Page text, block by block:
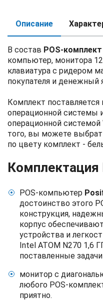
Описание
В состав POS-
компьютер, монитора
клавиатура с ридером
покупателя и денежный
Комплект поставляется
операционной системы
операционной системой
того, вы можете
по цвету комплект -
Комплектация
POS-компьютер
достоинство этого
конструкция,
корпус
устройства и
Intel ATOM N270 1,6
поставленные
монитор с
любого POS-
приятно.